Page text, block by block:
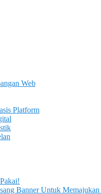
Web
Platform
Banner Untuk